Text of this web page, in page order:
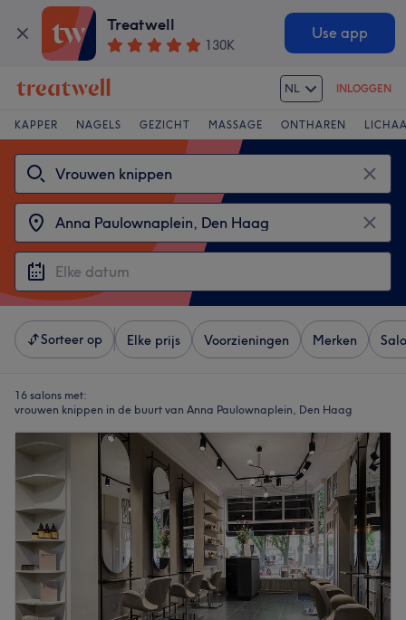
Treatwell
130K
Use app
NL INLOGGEN
KAPPER NAGELS GEZICHT MASSAGE ONTHAREN
Sorteer op Elke prijs Voorzieningen Merken
16 salons met:
vrouwen knippen in de buurt van Anna Paulownaplein, Den Haag